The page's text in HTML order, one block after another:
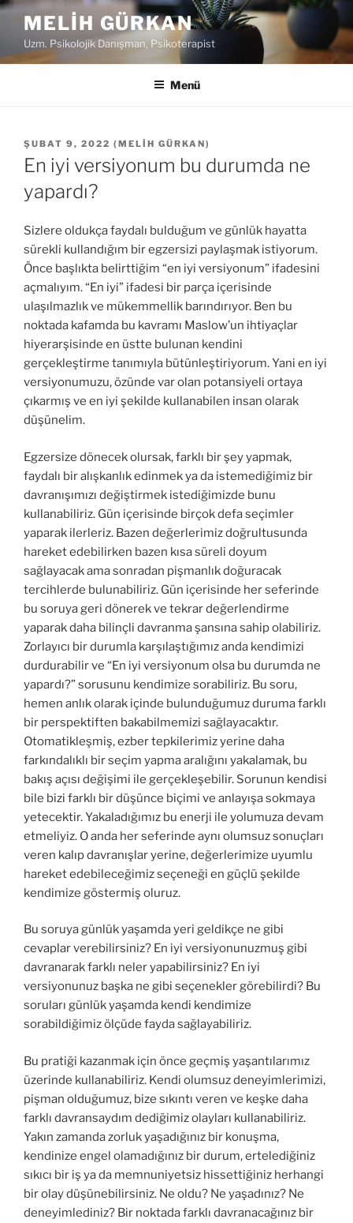
İ
r
MELIH GÜRKAN
Uzm. Psikolojik Danışman, Psikoterapist
Menü
Y
A
Y
M
A
I
H
I
ŞUBAT 9, 2022 ( MELIH GÜRKAN)
En iyi versiyonum bu durumda ne
yapardı?
Sizlere oldukça faydalı bulduğum ve günlük hayatta
sürekli kullandığım bir egzersizi paylaşmak istiyorum.
Önce başlıkta belirttiğim “en iyi versiyonum” ifadesini
açmalıyım. “En iyi” ifadesi bir parça içerisinde
ulaşılmazlık ve mükemmellik barındırıyor. Ben bu
noktada kafamda bu kavramı Maslow’un ihtiyaçlar
hiyerarşisinde en üstte bulunan kendini
gerçekleştirme tanımıyla bütünleştiriyorum. Yani en iyi
versiyonumuzu, özünde var olan potansiyeli ortaya
çıkarmış ve en iyi şekilde kullanabilen insan olarak
düşünelim.
Egzersize dönecek olursak, farklı bir şey yapmak,
faydalı bir alışkanlık edinmek ya da istemediğimiz bir
davranışımızı değiştirmek istediğimizde bunu
kullanabiliriz. Gün içerisinde birçok defa seçimler
yaparak ilerleriz. Bazen değerlerimiz doğrultusunda
hareket edebilirken bazen kısa süreli doyum
sağlayacak ama sonradan pişmanlık doğuracak
tercihlerde bulunabiliriz. Gün içerisinde her seferinde
bu soruya geri dönerek ve tekrar değerlendirme
yaparak daha bilinçli davranma şansına sahip olabiliriz.
Zorlayıcı bir durumla karşılaştığımız anda kendimizi
durdurabilir ve “En iyi versiyonum olsa bu durumda ne
yapardı?” sorusunu kendimize sorabiliriz. Bu soru,
hemen anlık olarak içinde bulunduğumuz duruma farklı
bir perspektiften bakabilmemizi sağlayacaktır.
Otomatikleşmiş, ezber tepkilerimiz yerine daha
farkındalıklı bir seçim yapma aralığını yakalamak, bu
bakış açısı değişimi ile gerçekleşebilir. Sorunun kendisi
bile bizi farklı bir düşünce biçimi ve anlayışa sokmaya
yetecektir. Yakaladığımız bu enerji ile yolumuza devam
etmeliyiz. O anda her seferinde aynı olumsuz sonuçları
veren kalıp davranışlar yerine, değerlerimize uyumlu
hareket edebileceğimiz seçeneği en güçlü şekilde
kendimize göstermiş oluruz.
Bu soruya günlük yaşamda yeri geldikçe ne gibi
cevaplar verebilirsiniz? En iyi versiyonunuzmuş gibi
davranarak farklı neler yapabilirsiniz? En iyi
versiyonunuz başka ne gibi seçenekler görebilirdi? Bu
soruları günlük yaşamda kendi kendimize
sorabildiğimiz ölçüde fayda sağlayabiliriz.
Bu pratiği kazanmak için önce geçmiş yaşantılarımız
üzerinde kullanabiliriz. Kendi olumsuz deneyimlerimizi,
pişman olduğumuz, bize sıkıntı veren ve keşke daha
farklı davransaydım dediğimiz olayları kullanabiliriz.
Yakın zamanda zorluk yaşadığınız bir konuşma,
kendinize engel olamadığınız bir durum, ertelediğiniz
sıkıcı bir iş ya da memnuniyetsiz hissettiğiniz herhangi
bir olay düşünebilirsiniz. Ne oldu? Ne yaşadınız? Ne
deneyimlediniz? Bir noktada farklı davranacağınız bir